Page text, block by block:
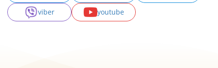
viber
youtube